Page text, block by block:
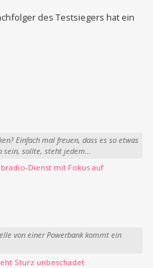
des Testsiegers hat ein
Einfach mal freuen, dass es so etwas
sein, sollte, steht jedem...
Dienst mit Fokus auf
von einer Powerbank kommt ein
Sturz unbeschadet